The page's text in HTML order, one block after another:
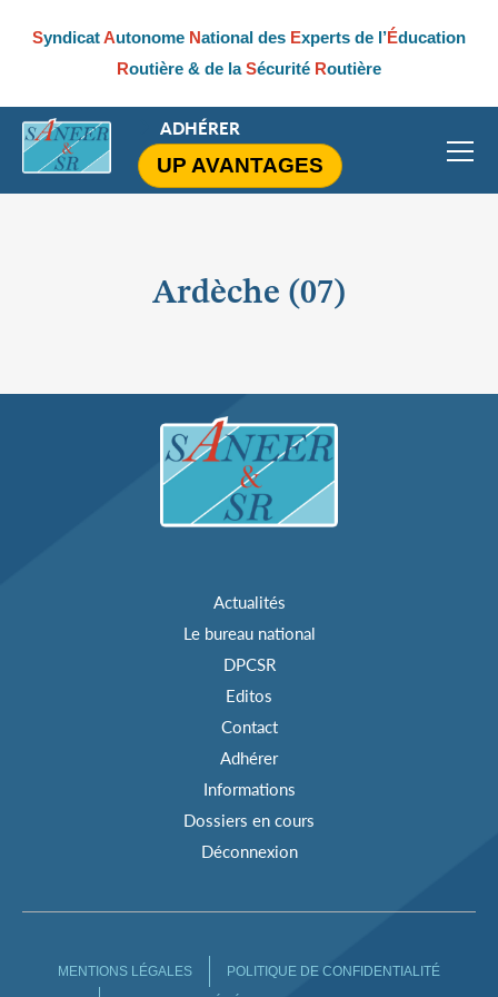
SyndicatAutonome National des Experts de l’Éducation
Routière & de laSécurité Routière
ADHÉRER
UP AVANTAGES
Ardèche (07)
Actualités
Le bureau national
DPCSR
Editos
Contact
Adhérer
Informations
Dossiers en cours
Déconnexion
MENTIONS LÉGALES
POLITIQUE DE CONFIDENTIALITÉ